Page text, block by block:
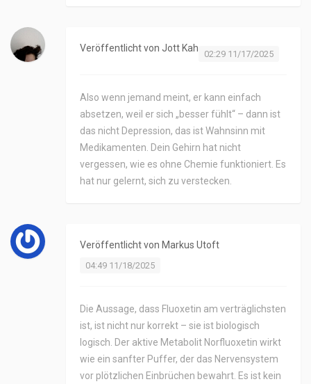
Veröffentlicht von Jott Kah
02:29 11/17/2025
Also wenn jemand meint, er kann einfach
absetzen, weil er sich „besser fühlt“ – dann ist
das nicht Depression, das ist Wahnsinn mit
Medikamenten. Dein Gehirn hat nicht
vergessen, wie es ohne Chemie funktioniert. Es
hat nur gelernt, sich zu verstecken.
Veröffentlicht von Markus Utoft
04:49 11/18/2025
Die Aussage, dass Fluoxetin am verträglichsten
ist, ist nicht nur korrekt – sie ist biologisch
logisch. Der aktive Metabolit Norfluoxetin wirkt
wie ein sanfter Puffer, der das Nervensystem
vor plötzlichen Einbrüchen bewahrt. Es ist kein